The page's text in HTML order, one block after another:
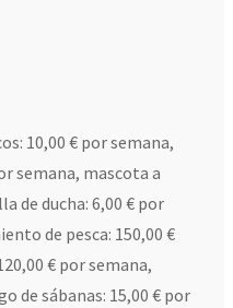
10,00 € por semana,
semana, mascota a
de ducha: 6,00 € por
de pesca: 150,00 €
€ por semana,
de sábanas: 15,00 € por